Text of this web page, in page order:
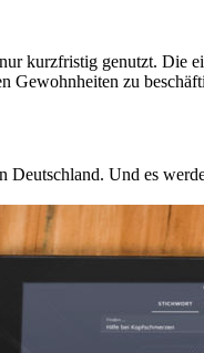
kurzfristig genutzt. Die
Gewohnheiten zu
Deutschland. Und es